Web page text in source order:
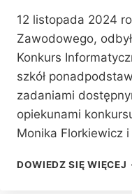
12 listopada 2024
Zawodowego,
Konkurs
szkół
zadaniami
opiekunami
Monika Florkiewicz i
DOWIEDZ SIĘ WIĘCEJ